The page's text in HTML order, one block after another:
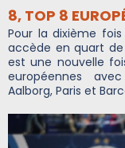
8, TOP 8
Pour la dixième
accède en quart de
est une nouvelle
européennes
Aalborg, Paris et